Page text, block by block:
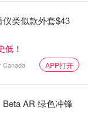
能影响我如何抚
会让我参与他们
做什么，孩子就
单位。我想有意
帮助父母给了我
们觉得自己是家
类似款外套$43
低！
Canada APP打开
AR 绿色冲锋